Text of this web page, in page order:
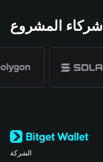
شركاء المشروع
الشركة